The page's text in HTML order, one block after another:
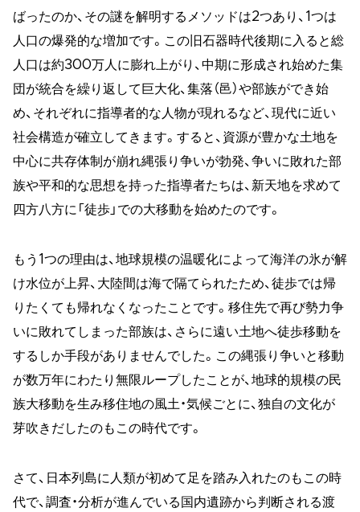
ばったのか、その謎を解明するメソッドは2つあり、1つは
人口の爆発的な増加です。この旧石器時代後期に入ると総
人口は約300万人に膨れ上がり、中期に形成され始めた集
団が統合を繰り返して巨大化、集落（邑）や部族ができ始
め、それぞれに指導者的な人物が現れるなど、現代に近い
社会構造が確立してきます。すると、資源が豊かな土地を
中心に共存体制が崩れ縄張り争いが勃発、争いに敗れた部
族や平和的な思想を持った指導者たちは、新天地を求めて
四方八方に「徒歩」での大移動を始めたのです。
もう1つの理由は、地球規模の温暖化によって海洋の氷が解
け水位が上昇、大陸間は海で隔てられたため、徒歩では帰
りたくても帰れなくなったことです。移住先で再び勢力争
いに敗れてしまった部族は、さらに遠い土地へ徒歩移動を
するしか手段がありませんでした。この縄張り争いと移動
が数万年にわたり無限ループしたことが、地球的規模の民
族大移動を生み移住地の風土・気候ごとに、独自の文化が
芽吹きだしたのもこの時代です。
さて、日本列島に人類が初めて足を踏み入れたのもこの時
代で、調査・分析が進んでいる国内遺跡から判断される渡